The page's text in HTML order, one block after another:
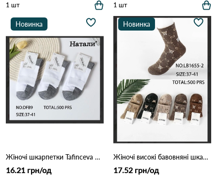
1 шт 1 шт
Новинка
Жіночі шкарпетки Tafinceva DFB9 Різні кольори
16.21 грн/од
Новинка
Жіночі високі бавовняні шкарпетки Натали 1655 Різні кольори
17.52 грн/од